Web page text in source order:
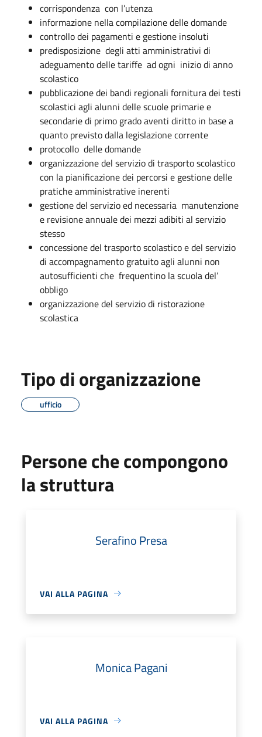
corrispondenza con l’utenza
informazione nella compilazione delle domande
controllo dei pagamenti e gestione insoluti
predisposizione degli atti amministrativi di
adeguamento delle tariffe ad ogni inizio di anno
scolastico
pubblicazione dei bandi regionali fornitura dei testi
scolastici agli alunni delle scuole primarie e
secondarie di primo grado aventi diritto in base a
quanto previsto dalla legislazione corrente
protocollo delle domande
organizzazione del servizio di trasporto scolastico
con la pianificazione dei percorsi e gestione delle
pratiche amministrative inerenti
gestione del servizio ed necessaria manutenzione
e revisione annuale dei mezzi adibiti al servizio
stesso
concessione del trasporto scolastico e del servizio
di accompagnamento gratuito agli alunni non
autosufficienti che frequentino la scuola del’
obbligo
organizzazione del servizio di ristorazione
scolastica
Tipo di organizzazione
ufficio
Persone che compongono
la struttura
Serafino Presa
VAI ALLA PAGINA
Monica Pagani
VAI ALLA PAGINA